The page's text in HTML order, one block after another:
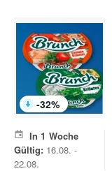
-32%
In 1 Woche
Gültig: 16.08. -
22.08.